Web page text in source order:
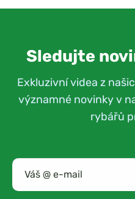
Sledujte
Exkluzivní videa z
významné novinky v
rybářů